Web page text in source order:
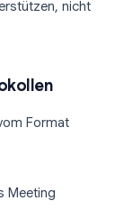
nicht
Format
Meeting